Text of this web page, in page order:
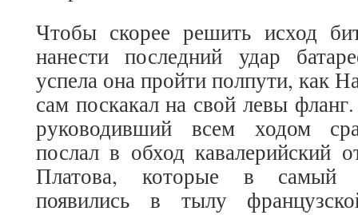
Чтобы скорее решить исход
нанести последний удар
успела она пройти полпути, как
сам поскакал на свой левы
руководивший всем ходом
послал в обход кавалерийский
Платова, которые в самый
появились в тылу